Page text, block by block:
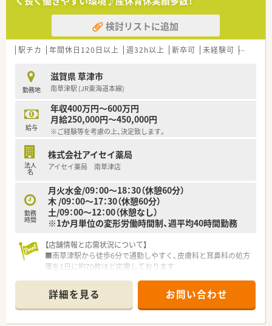
た働きやすい環境づくりを推進しています
【求人情報について】
■想定年収は450万円から580万円となっており、これまでの実
務経験やスキルを十分に考慮し決定します
中途入社からでも早期の昇給が狙えます
■赴任手当や借上社宅制度などの福利厚生も完備されており、遠
方からの転職を希望される方も安心です
【勤務実態について】
■月平均の所定労働時間は161時間と設定されており、残業も月
平均で10時間程度と非常に少なめです
も14.9日と休みが取りやすい風土です
■産休や育休の取得実績が豊富にあるだけでなく、復帰後は小学
検討リストに追加
駅チカ 年間休日120日以上 週32h以上 新卒可 未経験可 ブラン
勤務地
滋賀県 草津市
南草津駅 (JR東海道本線)
給与
年収400万円～600万円
月給250,000円～450,000円
※ご経験等を考慮の上、決定致します。
法人
名
株式会社アイセイ薬局
アイセイ薬局 南草津店
勤務
時間
月火水金/09：00～18：30（休憩60分）
木 /09：00～17：30（休憩60分）
土/09：00～12：00（休憩なし）
※1か月単位の変形労働時間制、週平均40時間勤務
【店舗情報と応需状況について】
■南草津駅から徒歩6分で通勤しやすく、皮膚科と耳鼻科の処方
箋を1日に約70枚ほど応需しております
き合った質の高い医療を提供しています
■開局時間は18時30分までとなっており、閉局後のプライベー
トな時間もしっかりと確保できます
詳細を見る お問い合わせ